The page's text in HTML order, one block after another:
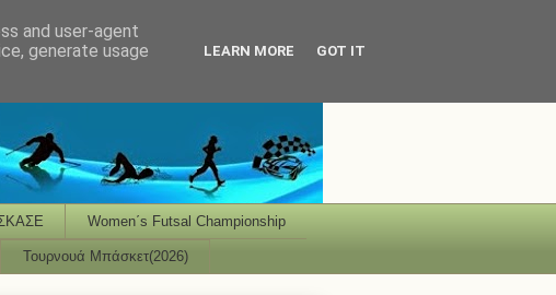
Women΄s Futsal Championship
Τουρνουά Μπάσκετ(2026)
and user-agent
generate usage
LEARN MORE GOT IT